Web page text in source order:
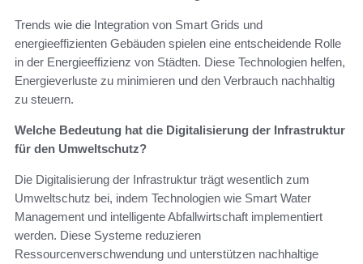
Trends wie die Integration von Smart Grids und
energieeffizienten Gebäuden spielen eine entscheidende Rolle
in der Energieeffizienz von Städten. Diese Technologien helfen,
Energieverluste zu minimieren und den Verbrauch nachhaltig
zu steuern.
Welche Bedeutung hat die Digitalisierung der Infrastruktur
für den Umweltschutz?
Die Digitalisierung der Infrastruktur trägt wesentlich zum
Umweltschutz bei, indem Technologien wie Smart Water
Management und intelligente Abfallwirtschaft implementiert
werden. Diese Systeme reduzieren
Ressourcenverschwendung und unterstützen nachhaltige